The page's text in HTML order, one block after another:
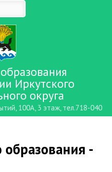
Иркутского
округа
100А, 3 этаж, тел.718-040
образования -